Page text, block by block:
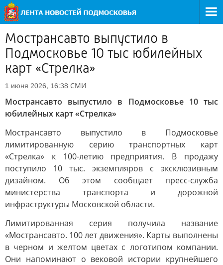
Мострансавто выпустило в
Подмосковье 10 тыс юбилейных
карт «Стрелка»
1 июня 2026, 16:38 СМИ
Мострансавто выпустило в Подмосковье 10 тыс
юбилейных карт «Стрелка»
Мострансавто выпустило в Подмосковье
лимитированную серию транспортных карт
«Стрелка» к 100-летию предприятия. В продажу
поступило 10 тыс. экземпляров с эксклюзивным
дизайном. Об этом сообщает пресс-служба
министерства транспорта и дорожной
инфраструктуры Московской области.
Лимитированная серия получила название
«Мострансавто. 100 лет движения». Карты выполнены
в черном и желтом цветах с логотипом компании.
Они напоминают о вековой истории крупнейшего